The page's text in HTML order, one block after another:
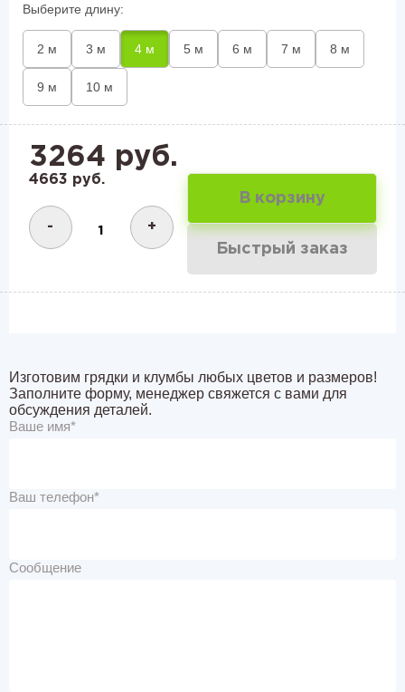
Выберите длину:
2 м 3 м 4 м 5 м 6 м 7 м 8 м
9 м 10 м
3264 руб.
4663 руб.
- +
Быстрый заказ
В корзину
Изготовим грядки и клумбы любых цветов и размеров!
Заполните форму, менеджер свяжется с вами для
обсуждения деталей.
Ваше имя*
Ваш телефон*
Сообщение